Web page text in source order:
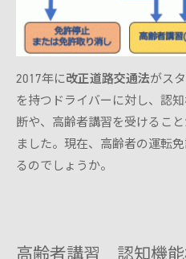
2017年に改正道路交通法がス
を持つドライバーに対し、認
断や、高齢者講習を受けるこ
ました。現在、高齢者の運転
るのでしょうか。
高齢者講習 認知機能